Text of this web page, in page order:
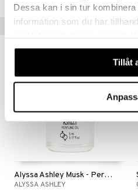
Dessa kan i sin tur
information som du har
våra cookies vid fortsatt
Tillåt
Populära
Alyssa Ashley Musk - Perfume Oil
ALYSSA ASHLEY